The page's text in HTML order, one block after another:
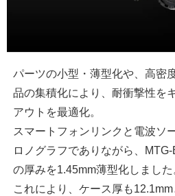
パーツの小型・薄型化や、高密
品の集積化により、耐衝撃性を
アウトを最適化。
スマートフォンリンクと電波ソ
ロノグラフでありながら、
の厚みを1.45mm薄型化しました
これにより、ケース厚も